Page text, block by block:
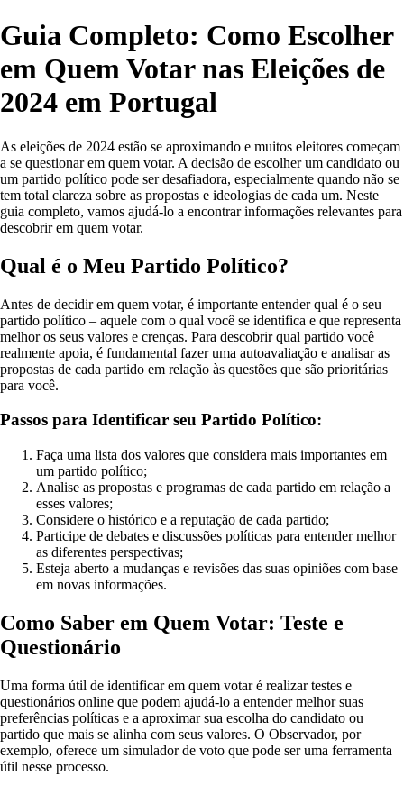
Guia Completo: Como Escolher
em Quem Votar nas Eleições de
2024 em Portugal
As eleições de 2024 estão se aproximando e muitos eleitores começam
a se questionar em quem votar. A decisão de escolher um candidato ou
um partido político pode ser desafiadora, especialmente quando não se
tem total clareza sobre as propostas e ideologias de cada um. Neste
guia completo, vamos ajudá-lo a encontrar informações relevantes para
descobrir em quem votar.
Qual é o Meu Partido Político?
Antes de decidir em quem votar, é importante entender qual é o seu
partido político – aquele com o qual você se identifica e que representa
melhor os seus valores e crenças. Para descobrir qual partido você
realmente apoia, é fundamental fazer uma autoavaliação e analisar as
propostas de cada partido em relação às questões que são prioritárias
para você.
Passos para Identificar seu Partido Político:
Faça uma lista dos valores que considera mais importantes em
um partido político;
Analise as propostas e programas de cada partido em relação a
esses valores;
Considere o histórico e a reputação de cada partido;
Participe de debates e discussões políticas para entender melhor
as diferentes perspectivas;
Esteja aberto a mudanças e revisões das suas opiniões com base
em novas informações.
Como Saber em Quem Votar: Teste e
Questionário
Uma forma útil de identificar em quem votar é realizar testes e
questionários online que podem ajudá-lo a entender melhor suas
preferências políticas e a aproximar sua escolha do candidato ou
partido que mais se alinha com seus valores. O Observador, por
exemplo, oferece um simulador de voto que pode ser uma ferramenta
útil nesse processo.